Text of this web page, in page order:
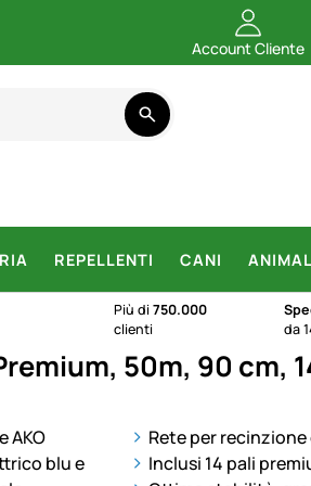
Account Cliente
REPELLENTI CANI
Più di750.000
clienti
da
50m, 90 cm,
Rete per
Inclusi 14 pali